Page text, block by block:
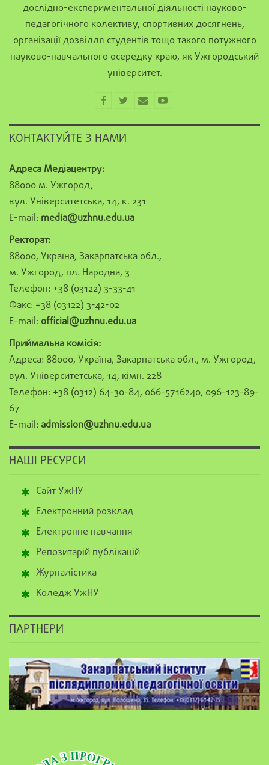
дослідно-експериментальної діяльності науково-
педагогічного колективу, спортивних досягнень,
організації дозвілля студентів тощо такого потужного
науково-навчального осередку краю, як Ужгородський
університет.
КОНТАКТУЙТЕ З НАМИ
Адреса Медіацентру:
88000 м. Ужгород,
вул. Університетська, 14, к. 231
E-mail: media@uzhnu.edu.ua
Ректорат:
88000, Україна, Закарпатська обл.,
м. Ужгород, пл. Народна, 3
Телефон: +38 (03122) 3-33-41
Факс: +38 (03122) 3-42-02
E-mail: official@uzhnu.edu.ua
Приймальна комісія:
Адреса: 88000, Україна, Закарпатська обл., м. Ужгород,
вул. Університетська, 14, кімн. 228
Телефон: +38 (0312) 64-30-84, 066-5716240, 096-123-89-
67
E-mail: admission@uzhnu.edu.ua
НАШІ РЕСУРСИ
Сайт УжНУ
Електронний розклад
Електронне навчання
Репозитарій публікацій
Журналістика
Коледж УжНУ
ПАРТНЕРИ